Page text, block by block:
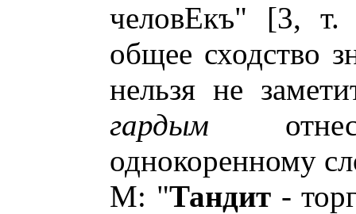
человЕкъ" [3,
общее сходство
нельзя не
гардым
однокоренному
М: "Тандит-